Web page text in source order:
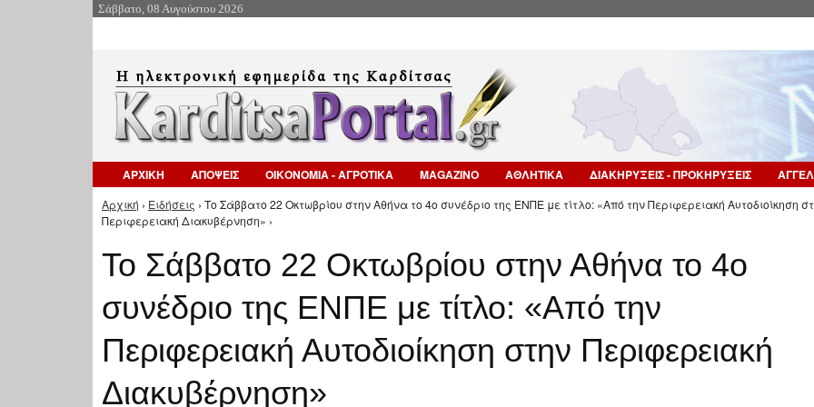
Σάββατο, 08 Αυγούστου 2026
ΑΡΧΙΚΗ ΑΠΟΨΕΙΣ ΟΙΚΟΝΟΜΙΑ - ΑΓΡΟΤΙΚΑ MAGAZINO ΑΘΛΗΤΙΚΑ ΔΙΑΚΗΡΥΞΕΙΣ - ΠΡΟΚΗΡΥΞΕΙΣ
Είστε εδώ
Αρχική › Ειδήσεις › Το Σάββατο 22 Οκτωβρίου στην Αθήνα το 4ο συνέδριο της ΕΝΠΕ με τίτλο: «Από την Περιφερειακή Αυτοδιοίκηση
Περιφερειακή Διακυβέρνηση» ›
Το Σάββατο 22 Οκτωβρίου στην Αθήνα το 4ο
συνέδριο της ΕΝΠΕ με τίτλο: «Από την
Περιφερειακή Αυτοδιοίκηση στην Περιφερειακή
Διακυβέρνηση»